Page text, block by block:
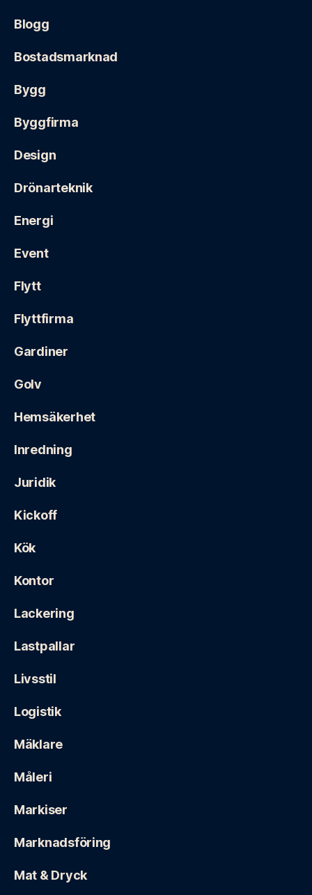
Blogg
Bostadsmarknad
Bygg
Byggfirma
Design
Drönarteknik
Energi
Event
Flytt
Flyttfirma
Gardiner
Golv
Hemsäkerhet
Inredning
Juridik
Kickoff
Kök
Kontor
Lackering
Lastpallar
Livsstil
Logistik
Mäklare
Måleri
Markiser
Marknadsföring
Mat & Dryck